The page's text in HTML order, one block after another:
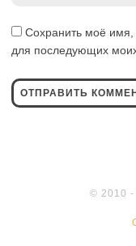
Сохранить моё имя,
для последующих
© 2010 -